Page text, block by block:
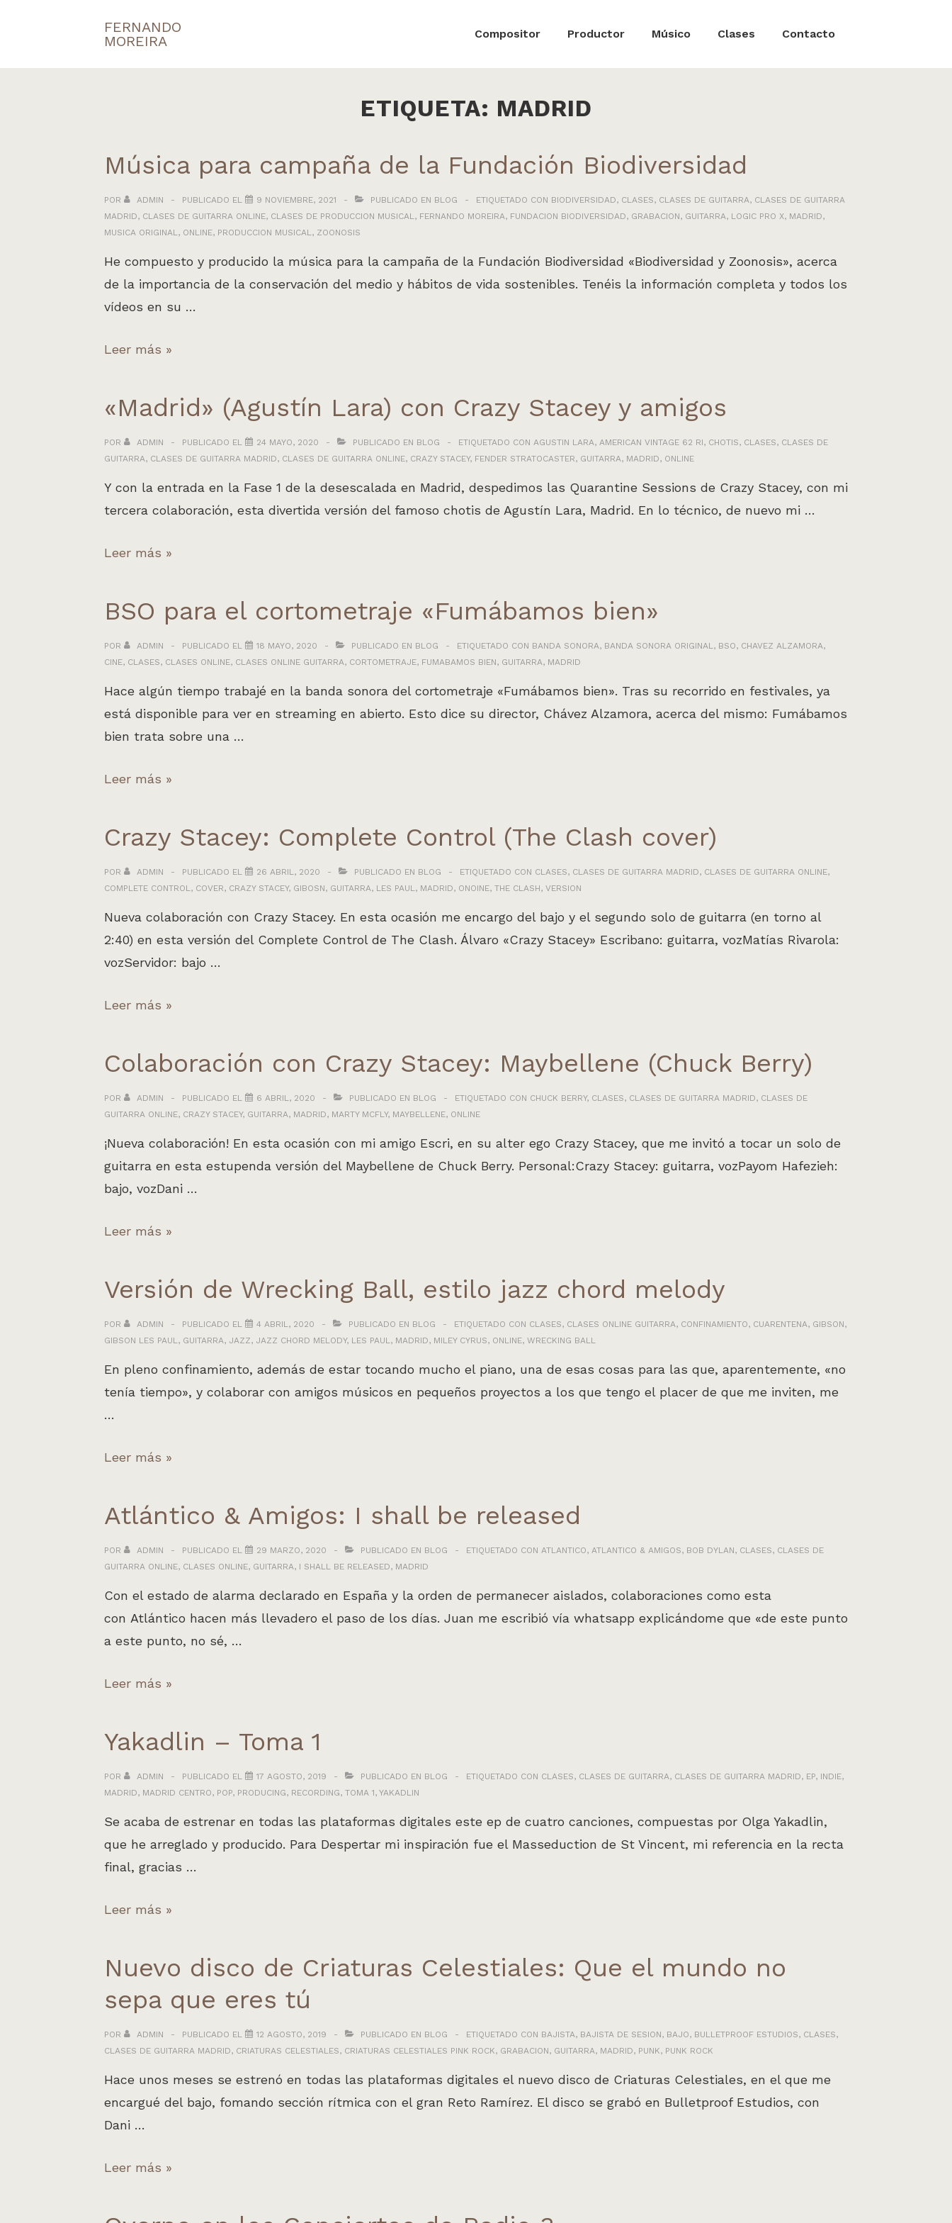
FERNANDO
MOREIRA
Compositor Productor Músico Clases Contacto
ETIQUETA: MADRID
Música para campaña de la Fundación Biodiversidad
POR ADMIN PUBLICADO EL 9 NOVIEMBRE, 2021 PUBLICADO EN BLOG ETIQUETADO CON BIODIVERSIDAD, CLASES, CLASES DE GUITARRA, CLASES DE GUITARRA
MADRID, CLASES DE GUITARRA ONLINE, CLASES DE PRODUCCION MUSICAL, FERNANDO MOREIRA, FUNDACION BIODIVERSIDAD, GRABACION, GUITARRA, LOGIC PRO X, MADRID,
MUSICA ORIGINAL, ONLINE, PRODUCCION MUSICAL, ZOONOSIS
He compuesto y producido la música para la campaña de la Fundación Biodiversidad «Biodiversidad y Zoonosis», acerca
de la importancia de la conservación del medio y hábitos de vida sostenibles. Tenéis la información completa y todos los
vídeos en su …
Música
de
la
Fundación
Biodiversidad
Leer más »
«Madrid» (Agustín Lara) con Crazy Stacey y amigos
POR ADMIN PUBLICADO EL 24 MAYO, 2020 PUBLICADO EN BLOG ETIQUETADO CON AGUSTIN LARA, AMERICAN VINTAGE 62 RI, CHOTIS, CLASES, CLASES DE
GUITARRA, CLASES DE GUITARRA MADRID, CLASES DE GUITARRA ONLINE, CRAZY STACEY, FENDER STRATOCASTER, GUITARRA, MADRID, ONLINE
Y con la entrada en la Fase 1 de la desescalada en Madrid, despedimos las Quarantine Sessions de Crazy Stacey, con mi
tercera colaboración, esta divertida versión del famoso chotis de Agustín Lara, Madrid. En lo técnico, de nuevo mi …
«Madrid»
con
Crazy
Stacey
y
amigos
Leer más »
BSO para el cortometraje «Fumábamos bien»
POR ADMIN PUBLICADO EL 18 MAYO, 2020 PUBLICADO EN BLOG ETIQUETADO CON BANDA SONORA, BANDA SONORA ORIGINAL, BSO, CHAVEZ ALZAMORA,
CINE, CLASES, CLASES ONLINE, CLASES ONLINE GUITARRA, CORTOMETRAJE, FUMABAMOS BIEN, GUITARRA, MADRID
Hace algún tiempo trabajé en la banda sonora del cortometraje «Fumábamos bien». Tras su recorrido en festivales, ya
está disponible para ver en streaming en abierto. Esto dice su director, Chávez Alzamora, acerca del mismo: Fumábamos
bien trata sobre una …
BSO
cortometraje
«Fumábamos
bien»
Leer más »
Crazy Stacey: Complete Control (The Clash cover)
POR ADMIN PUBLICADO EL 26 ABRIL, 2020 PUBLICADO EN BLOG ETIQUETADO CON CLASES, CLASES DE GUITARRA MADRID, CLASES DE GUITARRA ONLINE,
COMPLETE CONTROL, COVER, CRAZY STACEY, GIBOSN, GUITARRA, LES PAUL, MADRID, ONOINE, THE CLASH, VERSION
Nueva colaboración con Crazy Stacey. En esta ocasión me encargo del bajo y el segundo solo de guitarra (en torno al
2:40) en esta versión del Complete Control de The Clash. Álvaro «Crazy Stacey» Escribano: guitarra, vozMatías Rivarola:
vozServidor: bajo …
Crazy
Control
(The
Clash
cover)
Leer más »
Colaboración con Crazy Stacey: Maybellene (Chuck Berry)
POR ADMIN PUBLICADO EL 6 ABRIL, 2020 PUBLICADO EN BLOG ETIQUETADO CON CHUCK BERRY, CLASES, CLASES DE GUITARRA MADRID, CLASES DE
GUITARRA ONLINE, CRAZY STACEY, GUITARRA, MADRID, MARTY MCFLY, MAYBELLENE, ONLINE
¡Nueva colaboración! En esta ocasión con mi amigo Escri, en su alter ego Crazy Stacey, que me invitó a tocar un solo de
guitarra en esta estupenda versión del Maybellene de Chuck Berry. Personal:Crazy Stacey: guitarra, vozPayom Hafezieh:
bajo, vozDani …
Colaboración
Stacey:
Maybellene
(Chuck
Berry)
Leer más »
Versión de Wrecking Ball, estilo jazz chord melody
POR ADMIN PUBLICADO EL 4 ABRIL, 2020 PUBLICADO EN BLOG ETIQUETADO CON CLASES, CLASES ONLINE GUITARRA, CONFINAMIENTO, CUARENTENA, GIBSON,
GIBSON LES PAUL, GUITARRA, JAZZ, JAZZ CHORD MELODY, LES PAUL, MADRID, MILEY CYRUS, ONLINE, WRECKING BALL
En pleno confinamiento, además de estar tocando mucho el piano, una de esas cosas para las que, aparentemente, «no
tenía tiempo», y colaborar con amigos músicos en pequeños proyectos a los que tengo el placer de que me inviten, me
…
Versión
Wrecking
Ball,
estilo
jazz
chord
melody
Leer más »
Atlántico & Amigos: I shall be released
POR ADMIN PUBLICADO EL 29 MARZO, 2020 PUBLICADO EN BLOG ETIQUETADO CON ATLANTICO, ATLANTICO & AMIGOS, BOB DYLAN, CLASES, CLASES DE
GUITARRA ONLINE, CLASES ONLINE, GUITARRA, I SHALL BE RELEASED, MADRID
Con el estado de alarma declarado en España y la orden de permanecer aislados, colaboraciones como esta
con Atlántico hacen más llevadero el paso de los días. Juan me escribió vía whatsapp explicándome que «de este punto
a este punto, no sé, …
Atlántico
shall
be
released
Leer más »
Yakadlin – Toma 1
POR ADMIN PUBLICADO EL 17 AGOSTO, 2019 PUBLICADO EN BLOG ETIQUETADO CON CLASES, CLASES DE GUITARRA, CLASES DE GUITARRA MADRID, EP, INDIE,
MADRID, MADRID CENTRO, POP, PRODUCING, RECORDING, TOMA 1, YAKADLIN
Se acaba de estrenar en todas las plataformas digitales este ep de cuatro canciones, compuestas por Olga Yakadlin,
que he arreglado y producido. Para Despertar mi inspiración fue el Masseduction de St Vincent, mi referencia en la recta
final, gracias …
Yakadlin
1
Leer más »
Nuevo disco de Criaturas Celestiales: Que el mundo no
sepa que eres tú
POR ADMIN PUBLICADO EL 12 AGOSTO, 2019 PUBLICADO EN BLOG ETIQUETADO CON BAJISTA, BAJISTA DE SESION, BAJO, BULLETPROOF ESTUDIOS, CLASES,
CLASES DE GUITARRA MADRID, CRIATURAS CELESTIALES, CRIATURAS CELESTIALES PINK ROCK, GRABACION, GUITARRA, MADRID, PUNK, PUNK ROCK
Hace unos meses se estrenó en todas las plataformas digitales el nuevo disco de Criaturas Celestiales, en el que me
encargué del bajo, fomando sección rítmica con el gran Reto Ramírez. El disco se grabó en Bulletproof Estudios, con
Dani …
Nuevo
Leer más »